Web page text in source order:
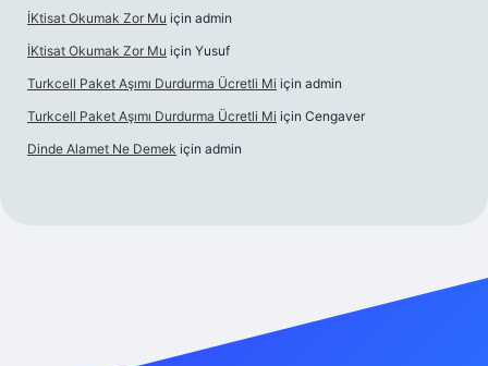
İKtisat Okumak Zor Mu için admin
İKtisat Okumak Zor Mu için Yusuf
Turkcell Paket Aşımı Durdurma Ücretli Mi için admin
Turkcell Paket Aşımı Durdurma Ücretli Mi için Cengaver
Dinde Alamet Ne Demek için admin